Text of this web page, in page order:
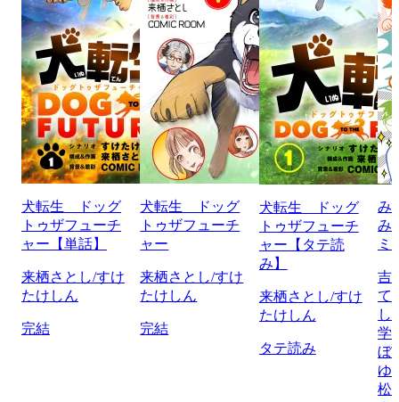
犬転生 ドッグ
トゥザフューチ
ャー【単話】
来栖さとし/すけ
たけしん
完結
犬転生 ドッグ
トゥザフューチ
ャー
来栖さとし/すけ
たけしん
完結
犬転生 ドッグ
トゥザフューチ
ャー【タテ読
み】
来栖さとし/すけ
たけしん
タテ読み
み
み
ミ
吉
て
し
学
ぼ/
ゆ
松